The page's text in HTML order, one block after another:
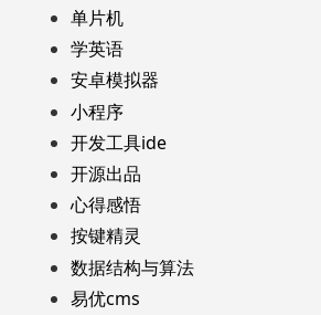
单片机
学英语
安卓模拟器
小程序
开发工具ide
开源出品
心得感悟
按键精灵
数据结构与算法
易优cms